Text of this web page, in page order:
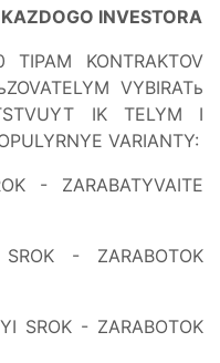
INVESTORA
TIPAM KONTRAKTOV
VYBIRATь
IK TELYM I
VARIANTY:
- ZARABATYVAITE
- ZARABOTOK
SROK - ZARABOTOK